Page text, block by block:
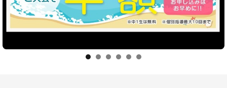
1 2 3 4 5